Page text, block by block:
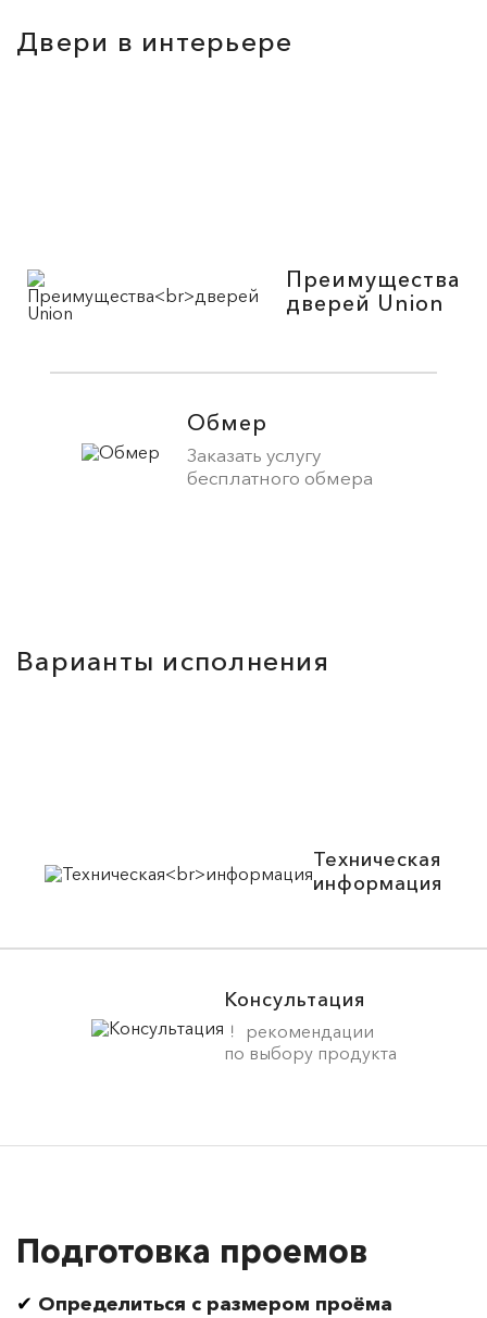
Двери в интерьере
Преимущества
дверей Union
Обмер
Заказать услугу
бесплатного обмера
Варианты исполнения
Техническая
информация
Консультация
рекомендации
по выбору продукта
Подготовка проемов
Определиться с размером проёма